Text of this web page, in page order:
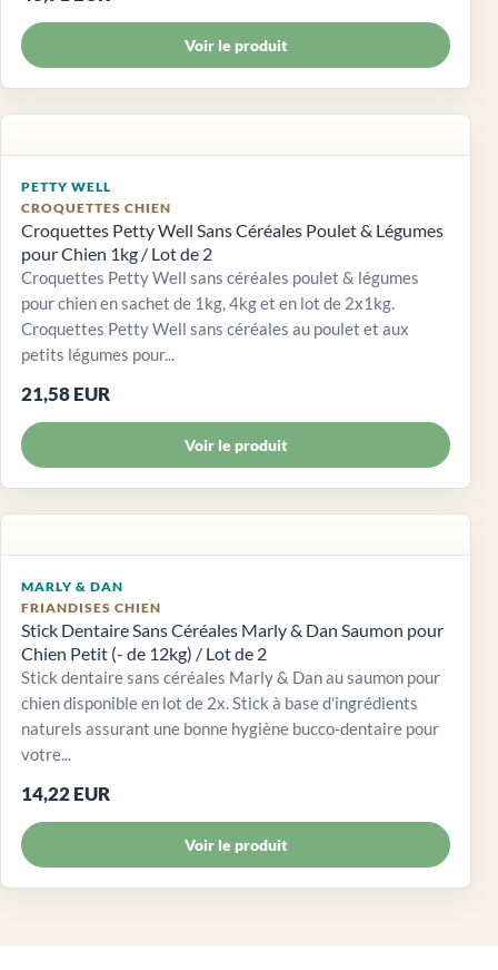
Voir le produit
PETTY WELL
CROQUETTES CHIEN
Croquettes Petty Well Sans Céréales Poulet & Légumes
pour Chien 1kg / Lot de 2
Croquettes Petty Well sans céréales poulet & légumes
pour chien en sachet de 1kg, 4kg et en lot de 2x1kg.
Croquettes Petty Well sans céréales au poulet et aux
petits légumes pour...
21,58 EUR
Voir le produit
MARLY & DAN
FRIANDISES CHIEN
Stick Dentaire Sans Céréales Marly & Dan Saumon pour
Chien Petit (- de 12kg) / Lot de 2
Stick dentaire sans céréales Marly & Dan au saumon pour
chien disponible en lot de 2x. Stick à base d'ingrédients
naturels assurant une bonne hygiène bucco-dentaire pour
votre...
14,22 EUR
Voir le produit